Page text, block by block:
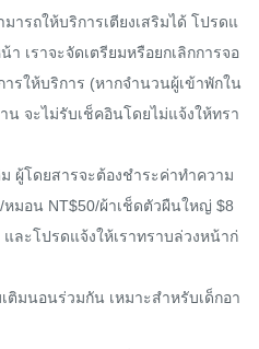
ารถให้บริการเตียงเสริมได้ โปรดแ
เราจะจัดเตรียมหรือยกเลิกการจอ
รให้บริการ (หากจำนวนผู้เข้าพักใน
จะไม่รับเช็คอินโดยไม่แจ้งให้ทรา
ผู้โดยสารจะต้องชำระค่าทำความ
หมอน NT$50/ผ้าเช็ดตัวผืนใหญ่ $8
และโปรดแจ้งให้เราทราบล่วงหน้าก่
ติมนอนร่วมกัน เหมาะสำหรับเด็กอา